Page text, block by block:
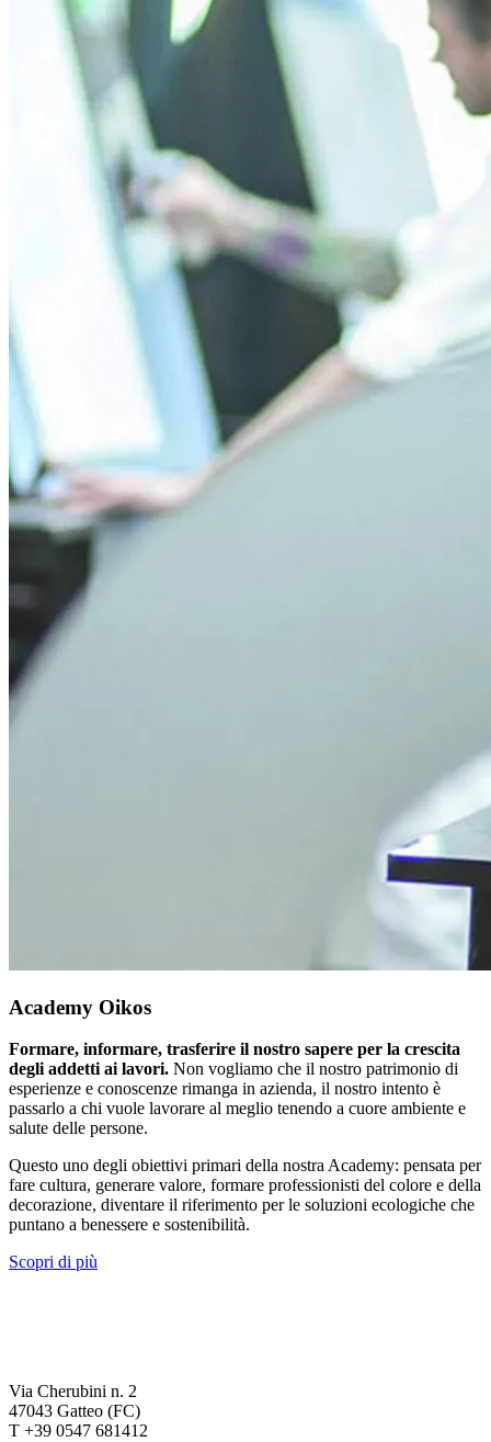
Academy Oikos
Formare, informare, trasferire il nostro sapere per la crescita
degli addetti ai lavori. Non vogliamo che il nostro patrimonio di
esperienze e conoscenze rimanga in azienda, il nostro intento è
passarlo a chi vuole lavorare al meglio tenendo a cuore ambiente e
salute delle persone.
Questo uno degli obiettivi primari della nostra Academy: pensata per
fare cultura, generare valore, formare professionisti del colore e della
decorazione, diventare il riferimento per le soluzioni ecologiche che
puntano a benessere e sostenibilità.
Scopri di più
Via Cherubini n. 2
47043 Gatteo (FC)
T +39 0547 681412